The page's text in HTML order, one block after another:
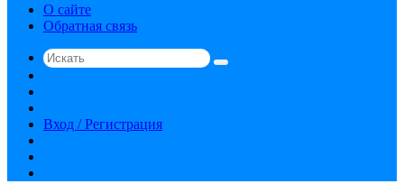
О сайте
Обратная связь
Искать
статья
Вход / Регистрация